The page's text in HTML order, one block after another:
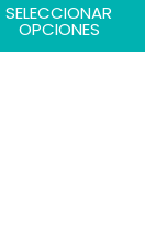
era:
19,00 €.
es:
16,15 €.
SELECCIONAR
OPCIONES